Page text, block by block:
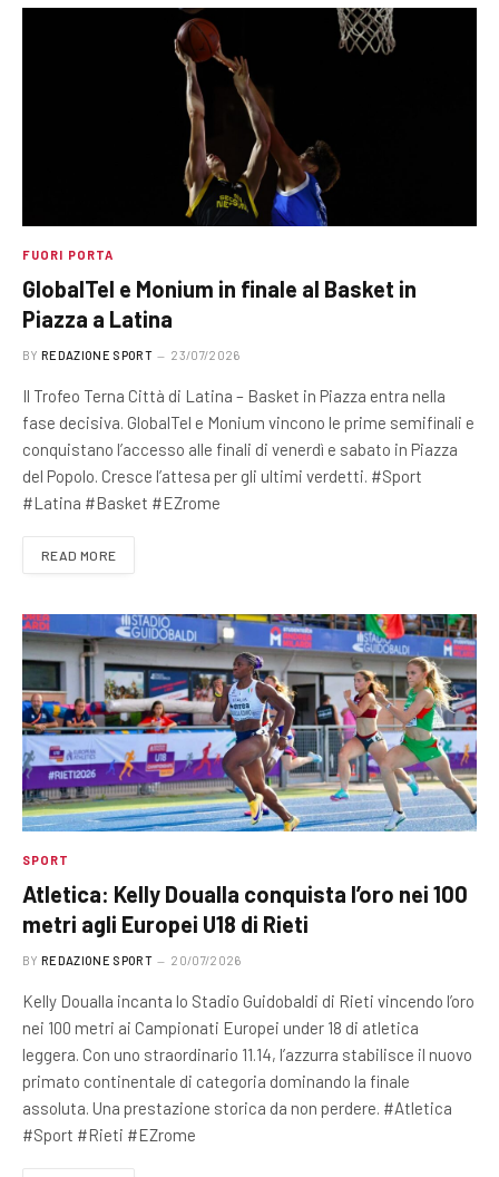
FUORI PORTA
GlobalTel e Monium in finale al Basket in
Piazza a Latina
BY REDAZIONE SPORT 23/07/2026
Il Trofeo Terna Città di Latina – Basket in Piazza entra nella
fase decisiva. GlobalTel e Monium vincono le prime semifinali e
conquistano l’accesso alle finali di venerdì e sabato in Piazza
del Popolo. Cresce l’attesa per gli ultimi verdetti. #Sport
#Latina #Basket #EZrome
READ MORE
SPORT
Atletica: Kelly Doualla conquista l’oro nei 100
metri agli Europei U18 di Rieti
BY REDAZIONE SPORT 20/07/2026
Kelly Doualla incanta lo Stadio Guidobaldi di Rieti vincendo l’oro
nei 100 metri ai Campionati Europei under 18 di atletica
leggera. Con uno straordinario 11.14, l’azzurra stabilisce il nuovo
primato continentale di categoria dominando la finale
assoluta. Una prestazione storica da non perdere. #Atletica
#Sport #Rieti #EZrome